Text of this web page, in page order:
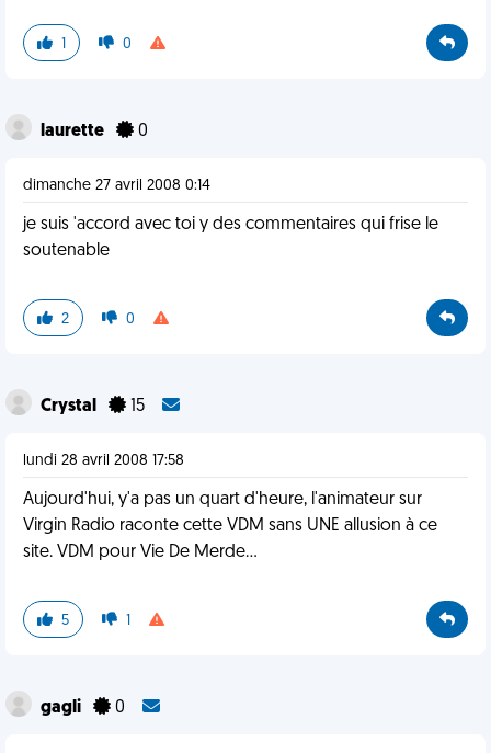
1 0
laurette 0
dimanche 27 avril 2008 0:14
je suis 'accord avec toi y des commentaires qui frise le
soutenable
2 0
Crystal 15
lundi 28 avril 2008 17:58
Aujourd'hui, y'a pas un quart d'heure, l'animateur sur
Virgin Radio raconte cette VDM sans UNE allusion à ce
site. VDM pour Vie De Merde...
5 1
gagli 0